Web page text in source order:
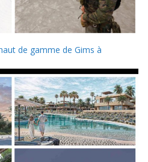
de gamme de Gims à